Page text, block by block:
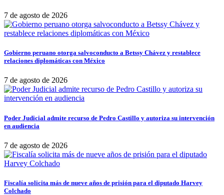
7 de agosto de 2026
Gobierno peruano otorga salvoconducto a Betssy Chávez y restablece
relaciones diplomáticas con México
7 de agosto de 2026
Poder Judicial admite recurso de Pedro Castillo y autoriza su intervención
en audiencia
7 de agosto de 2026
Fiscalía solicita más de nueve años de prisión para el diputado Harvey
Colchado